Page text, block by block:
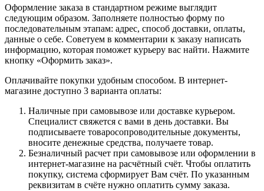
Оформление заказа в стандартном режиме выглядит
следующим образом. Заполняете полностью форму по
последовательным этапам: адрес, способ доставки, оплаты,
данные о себе. Советуем в комментарии к заказу написать
информацию, которая поможет курьеру вас найти. Нажмите
кнопку «Оформить заказ».
Оплачивайте покупки удобным способом. В интернет-
магазине доступно 3 варианта оплаты:
Наличные при самовывозе или доставке курьером.
Специалист свяжется с вами в день доставки. Вы
подписываете товаросопроводительные документы,
вносите денежные средства, получаете товар.
Безналичный расчет при самовывозе или оформлении в
интернет-магазине на расчётный счёт. Чтобы оплатить
покупку, система сформирует Вам счёт. По указанным
реквизитам в счёте нужно оплатить сумму заказа.